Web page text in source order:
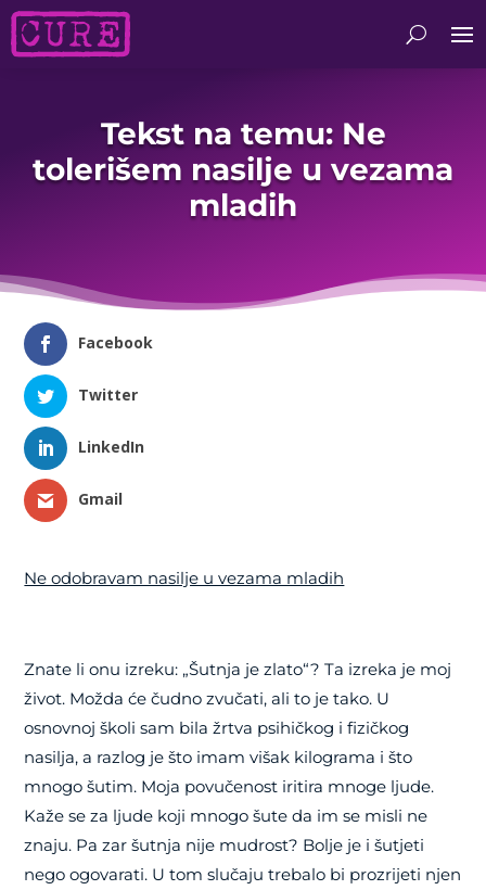
Tekst na temu: Ne
tolerišem nasilje u vezama
mladih
Facebook
Twitter
LinkedIn
Gmail
Ne odobravam nasilje u vezama mladih
Znate li onu izreku: „Šutnja je zlato“? Ta izreka je moj
život. Možda će čudno zvučati, ali to je tako. U
osnovnoj školi sam bila žrtva psihičkog i fizičkog
nasilja, a razlog je što imam višak kilograma i što
mnogo šutim. Moja povučenost iritira mnoge ljude.
Kaže se za ljude koji mnogo šute da im se misli ne
znaju. Pa zar šutnja nije mudrost? Bolje je i šutjeti
nego ogovarati. U tom slučaju trebalo bi prozrijeti njen